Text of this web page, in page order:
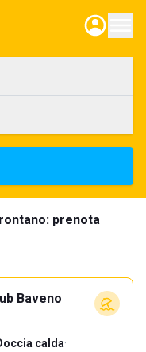
prenota
Baveno
calda·